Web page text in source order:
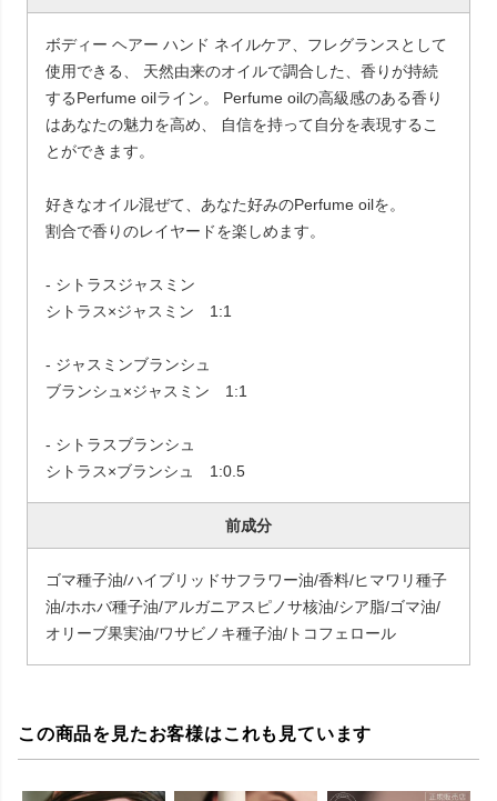
ボディー ヘアー ハンド ネイルケア、フレグランスとして
使用できる、 天然由来のオイルで調合した、香りが持続
するPerfume oilライン。 Perfume oilの高級感のある香り
はあなたの魅力を高め、 自信を持って自分を表現するこ
とができます。
好きなオイル混ぜて、あなた好みのPerfume oilを。
割合で香りのレイヤードを楽しめます。
- シトラスジャスミン
シトラス×ジャスミン 1:1
- ジャスミンブランシュ
ブランシュ×ジャスミン 1:1
- シトラスブランシュ
シトラス×ブランシュ 1:0.5
前成分
ゴマ種子油/ハイブリッドサフラワー油/香料/ヒマワリ種子
油/ホホバ種子油/アルガニアスピノサ核油/シア脂/ゴマ油/
オリーブ果実油/ワサビノキ種子油/トコフェロール
この商品を見たお客様はこれも見ています